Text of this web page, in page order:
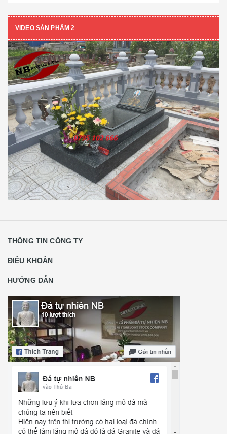
VIDEO SẢN PHẨM 2
THÔNG TIN CÔNG TY
ĐIỀU KHOẢN
HƯỚNG DẪN